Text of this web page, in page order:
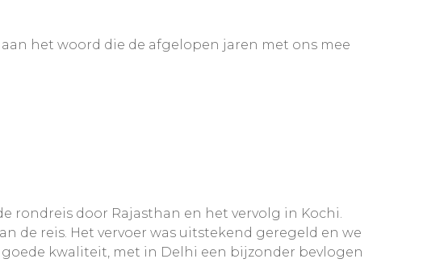
het woord die de afgelopen jaren met ons mee
rondreis door Rajasthan en het vervolg in Kochi.
de reis. Het vervoer was uitstekend geregeld en we
kwaliteit, met in Delhi een bijzonder bevlogen